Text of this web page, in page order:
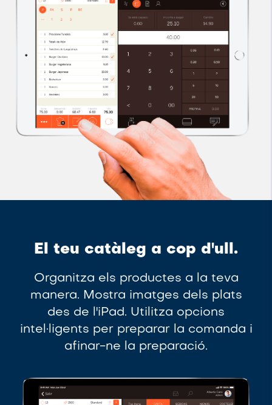
El teu catàleg a cop d'ull.
Organitza els productes a la teva
manera. Mostra imatges dels plats
des de l'iPad. Utilitza opcions
intel·ligents per preparar la comanda i
afinar-ne la preparació.